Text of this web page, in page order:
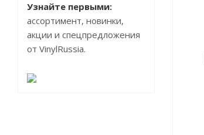
Узнайте первыми:
ассортимент, новинки,
акции и спецпредложения
от VinylRussia.